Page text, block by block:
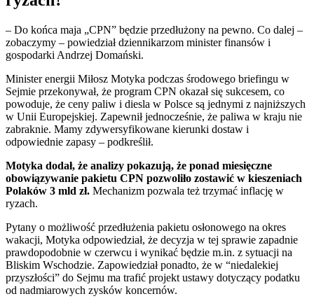
– Do końca maja „CPN” będzie przedłużony na pewno. Co dalej –
zobaczymy – powiedział dziennikarzom minister finansów i
gospodarki Andrzej Domański.
Minister energii Miłosz Motyka podczas środowego briefingu w
Sejmie przekonywał, że program CPN okazał się sukcesem, co
powoduje, że ceny paliw i diesla w Polsce są jednymi z najniższych
w Unii Europejskiej. Zapewnił jednocześnie, że paliwa w kraju nie
zabraknie. Mamy zdywersyfikowane kierunki dostaw i
odpowiednie zapasy – podkreślił.
Motyka dodał, że analizy pokazują, że ponad miesięczne
obowiązywanie pakietu CPN pozwoliło zostawić w kieszeniach
Polaków 3 mld zł. Mechanizm pozwala też trzymać inflację w
ryzach.
Pytany o możliwość przedłużenia pakietu osłonowego na okres
wakacji, Motyka odpowiedział, że decyzja w tej sprawie zapadnie
prawdopodobnie w czerwcu i wynikać będzie m.in. z sytuacji na
Bliskim Wschodzie. Zapowiedział ponadto, że w “niedalekiej
przyszłości” do Sejmu ma trafić projekt ustawy dotyczący podatku
od nadmiarowych zysków koncernów.